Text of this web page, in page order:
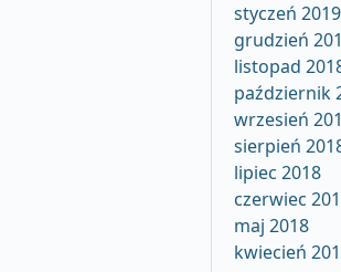
styczeń 2019
grudzień
listopad
październik
wrzesień
sierpień
lipiec 2018
czerwiec
maj 2018
kwiecień